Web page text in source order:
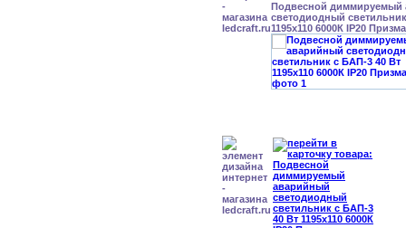
Подвесной диммируемый
светодиодный
1195x110 6000К IP20 Призма